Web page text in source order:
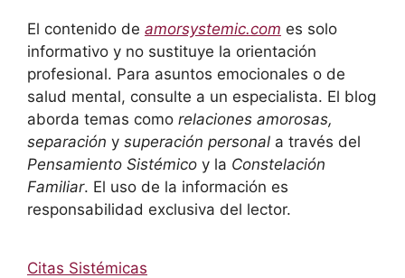
El contenido de amorsystemic.com es solo
informativo y no sustituye la orientación
profesional. Para asuntos emocionales o de
salud mental, consulte a un especialista. El blog
aborda temas como relaciones amorosas,
separación y superación personal a través del
Pensamiento Sistémico y la Constelación
Familiar. El uso de la información es
responsabilidad exclusiva del lector.
Citas Sistémicas